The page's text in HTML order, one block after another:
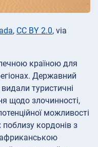
, CC BY 2.0, via
країною для
Державний
туристичні
щодо злочинності,
можливості
кордонів з